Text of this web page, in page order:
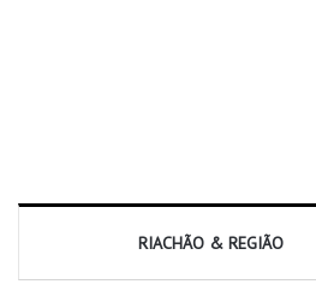
RIACHÃO & REGIÃO